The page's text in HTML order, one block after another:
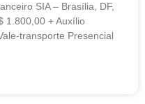
SIA – Brasília, DF,
1.800,00 + Auxílio
transporte Presencial